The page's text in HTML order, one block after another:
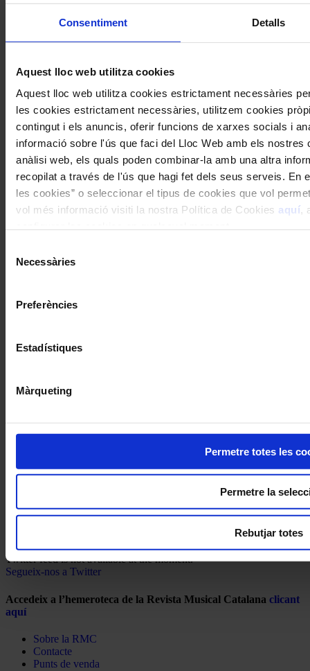
Consentiment Detalls
Aquest lloc web utilitza cookies
Aquest lloc web utilitza cookies estrictament necessàries
les cookies estrictament necessàries, utilitzem cookies
contingut i els anuncis, oferir funcions de xarxes socials i
informació sobre l'ús que faci del Lloc Web amb els
anàlisi web, els quals poden combinar-la amb una altra
recopilat a través de l'ús que hagi fet dels seus serveis. En
les cookies” o seleccionar el tipus de cookies que vol
vol més informació visiti la nostra Política de Cookies aquí,
Necessàries
Preferències
Estadístiques
Màrqueting
Permetre totes les
Permetre la
Rebutjar totes
Subscriu-te
Twitter feed is not available at the moment.
Segueix-nos a Twitter
Accedeix a l’hemeroteca de la Revista Musical Catalana clicant
aquí
Sobre la RMC
Contacte
Punts de venda